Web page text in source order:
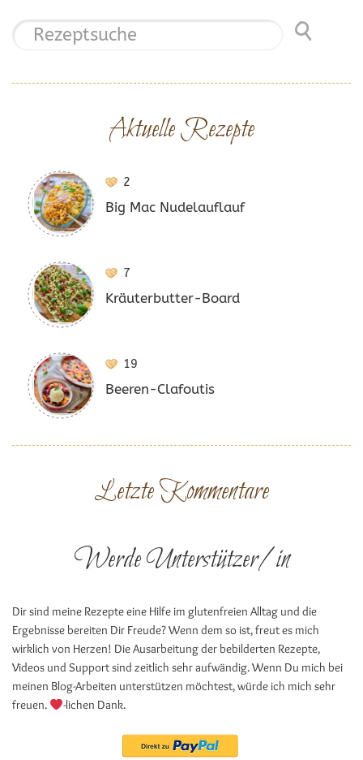
Aktuelle Rezepte
2
Big Mac Nudelauflauf
7
Kräuterbutter-Board
19
Beeren-Clafoutis
Letzte Kommentare
Werde Unterstützer/in
Dir sind meine Rezepte eine Hilfe im glutenfreien Alltag und die
Ergebnisse bereiten Dir Freude? Wenn dem so ist, freut es mich
wirklich von Herzen! Die Ausarbeitung der bebilderten Rezepte,
Videos und Support sind zeitlich sehr aufwändig. Wenn Du mich bei
meinen Blog-Arbeiten unterstützen möchtest, würde ich mich sehr
freuen.
-lichen Dank.